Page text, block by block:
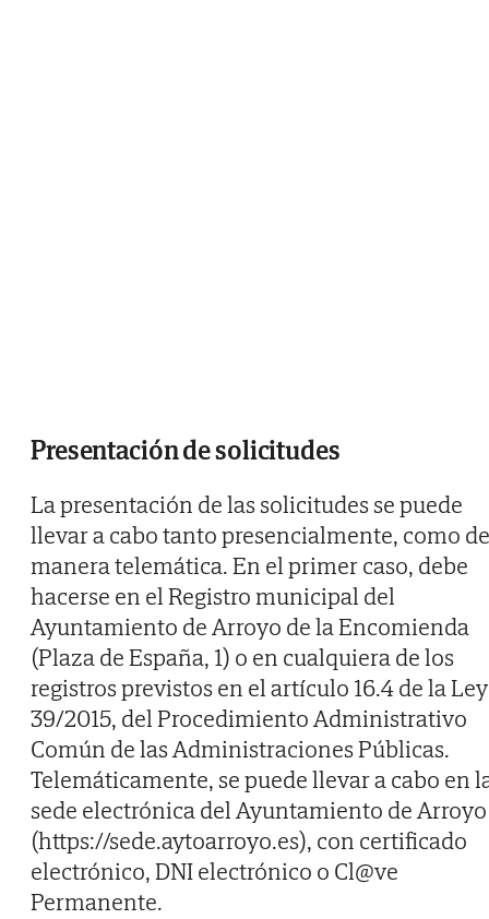
Presentación de solicitudes
La presentación de las solicitudes se puede
llevar a cabo tanto presencialmente, como de
manera telemática. En el primer caso, debe
hacerse en el Registro municipal del
Ayuntamiento de Arroyo de la Encomienda
(Plaza de España, 1) o en cualquiera de los
registros previstos en el artículo 16.4 de la Ley
39/2015, del Procedimiento Administrativo
Común de las Administraciones Públicas.
Telemáticamente, se puede llevar a cabo en
sede electrónica del Ayuntamiento de Arroyo
(https://sede.aytoarroyo.es), con certificado
electrónico, DNI electrónico o Cl@ve
Permanente.